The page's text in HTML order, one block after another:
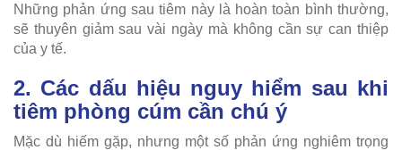
Những phản ứng sau tiêm này là hoàn toàn bình thường,
sẽ thuyên giảm sau vài ngày mà không cần sự can thiệp
của y tế.
2. Các dấu hiệu nguy hiểm sau khi
tiêm phòng cúm cần chú ý
Mặc dù hiếm gặp, nhưng một số phản ứng nghiêm trọng